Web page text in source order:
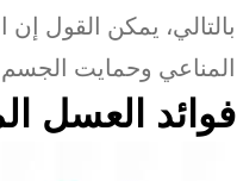
بالتالي، يمكن القول
المناعي وحمايت
فوائد العسل